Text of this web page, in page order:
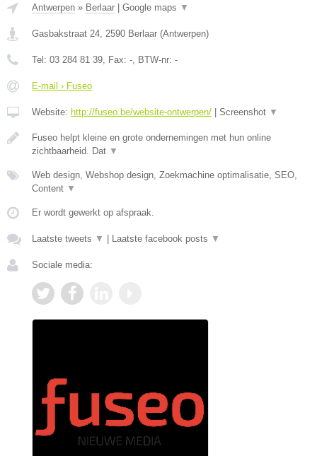
Antwerpen » Berlaar | Google maps ▼
Gasbakstraat 24 2590 Berlaar (Antwerpen)
Tel: 03 284 81 39 , Fax: - , BTW-nr: -
E-mail › Fuseo
Website: http://fuseo.be/website-ontwerpen/ | Screenshot ▼
Fuseo helpt kleine en grote ondernemingen met hun online
zichtbaarheid. Dat ▼
Web design, Webshop design, Zoekmachine optimalisatie, SEO,
Content ▼
Er wordt gewerkt op afspraak.
Laatste tweets ▼ | Laatste facebook posts ▼
Sociale media: